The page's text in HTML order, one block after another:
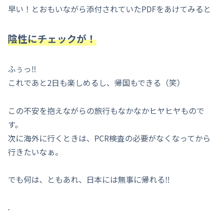
早い！とおもいながら添付されていたPDFをあけてみると
陰性にチェックが！
ふぅっ‼️
これであと2日も楽しめるし、帰国もできる（笑）
この不安を抱えながらの旅行もなかなかヒヤヒヤもので
す。
次に海外に行くときは、PCR検査の必要がなくなってから
行きたいなぁ。
でも何は、ともあれ、日本には無事に帰れる‼
.